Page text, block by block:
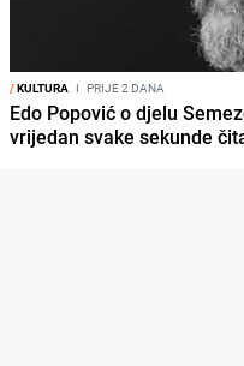
/KULTURA I PRIJE 2 DANA
Edo Popović o djelu
vrijedan svake sekunde